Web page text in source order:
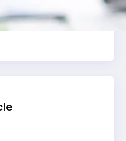
vitrine expert-
: levier de